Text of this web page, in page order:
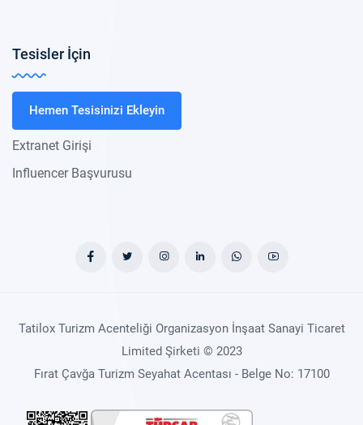
Tesisler İçin
Hemen Tesisinizi Ekleyin
Extranet Girişi
Influencer Başvurusu
Tatilox Turizm Acenteliği Organizasyon İnşaat Sanayi Ticaret
Limited Şirketi © 2023
Fırat Çavğa Turizm Seyahat Acentası - Belge No: 17100